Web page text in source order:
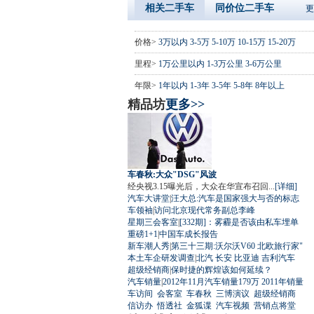
相关二手车 同价位二手车
价格> 3万以内 3-5万 5-10万 10-15万 15-20万
里程> 1万公里以内 1-3万公里 3-6万公里
年限> 1年以内 1-3年 3-5年 5-8年 8年以上
精品坊更多>>
车春秋:大众"DSG"风波
经央视3.15曝光后，大众在华宣布召回... [详细]
汽车大讲堂|汪大总:汽车是国家强大与否的标志
车领袖|访问北京现代常务副总李峰
星期三会客室|[332期]：雾霾是否该由私车埋单
重磅1+1 |中国车成长报告
新车潮人秀|第三十三期:沃尔沃V60 北欧旅行家"
本土车企研发调查|北汽 长安 比亚迪 吉利汽车
超级经销商|保时捷的辉煌该如何延续？
汽车销量|2012年11月汽车销量179万 2011年销量
车访间 会客室 车春秋 三博演议 超级经销商
信访办 悟透社 金狐谍 汽车视频 营销点将堂